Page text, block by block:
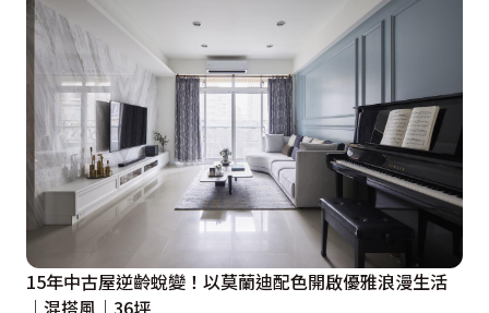
15年中古屋逆齡蛻變！以莫蘭迪配色開啟優雅浪漫生活
｜混搭風｜36坪